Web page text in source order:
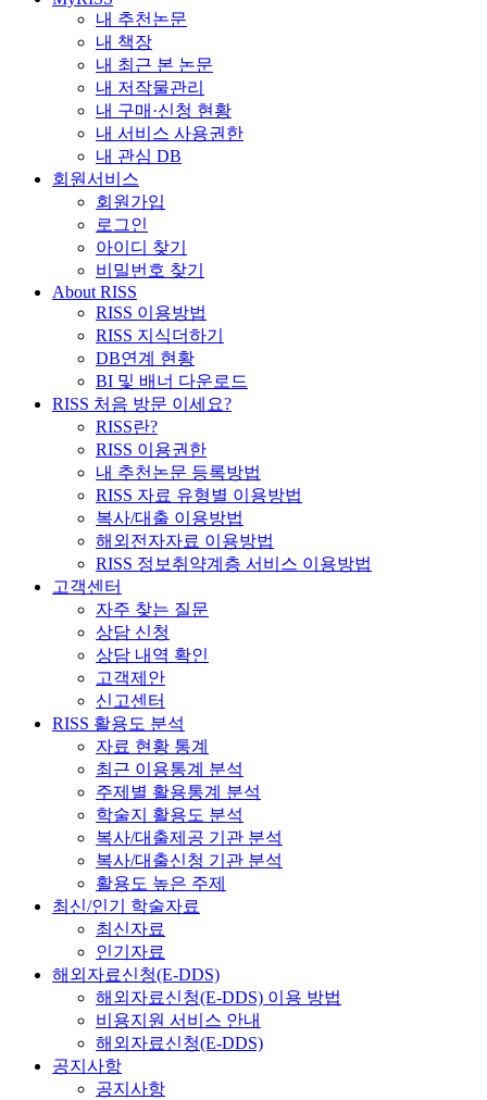
내 추천논문
내 책장
내 최근 본 논문
내 저작물관리
내 구매·신청 현황
내 서비스 사용권한
내 관심 DB
회원서비스
회원가입
로그인
아이디 찾기
비밀번호 찾기
About RISS
RISS 이용방법
RISS 지식더하기
DB연계 현황
BI 및 배너 다운로드
RISS 처음 방문 이세요?
RISS란?
RISS 이용권한
내 추천논문 등록방법
RISS 자료 유형별 이용방법
복사/대출 이용방법
해외전자자료 이용방법
RISS 정보취약계층 서비스 이용방법
고객센터
자주 찾는 질문
상담 신청
상담 내역 확인
고객제안
신고센터
RISS 활용도 분석
자료 현황 통계
최근 이용통계 분석
주제별 활용통계 분석
학술지 활용도 분석
복사/대출제공 기관 분석
복사/대출신청 기관 분석
활용도 높은 주제
최신/인기 학술자료
최신자료
인기자료
해외자료신청(E-DDS)
해외자료신청(E-DDS) 이용 방법
비용지원 서비스 안내
해외자료신청(E-DDS)
공지사항
공지사항